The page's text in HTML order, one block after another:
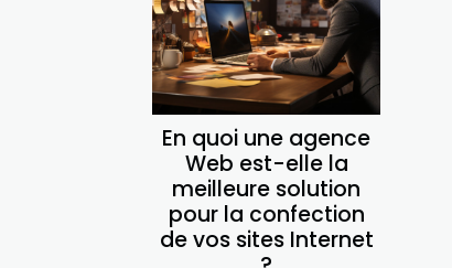
En quoi une agence
Web est-elle la
meilleure solution
pour la confection
de vos sites Internet